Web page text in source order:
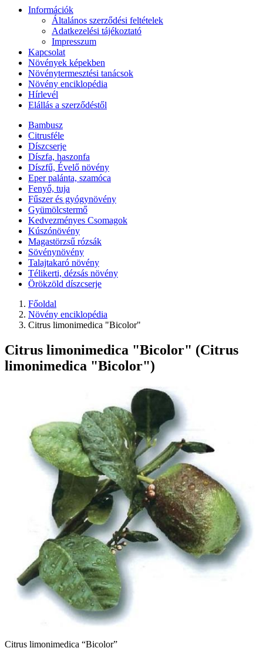
Információk
Általános szerződési feltételek
Adatkezelési tájékoztató
Impresszum
Kapcsolat
Növények képekben
Növénytermesztési tanácsok
Növény enciklopédia
Hírlevél
Elállás a szerződéstől
Bambusz
Citrusféle
Díszcserje
Díszfa, haszonfa
Díszfű, Évelő növény
Eper palánta, szamóca
Fenyő, tuja
Fűszer és gyógynövény
Gyümölcstermő
Kedvezményes Csomagok
Kúszónövény
Magastörzsű rózsák
Sövénynövény
Talajtakaró növény
Télikerti, dézsás növény
Örökzöld díszcserje
Főoldal
Növény enciklopédia
Citrus limonimedica "Bicolor"
Citrus limonimedica "Bicolor" (Citrus
limonimedica "Bicolor")
Citrus limonimedica “Bicolor”